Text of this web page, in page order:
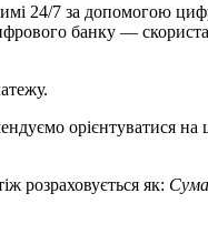
имі 24/7 за допомогою циф
фрового банку — скориста
атежу.
ендуємо орієнтуватися на
іж розраховується як: Сума